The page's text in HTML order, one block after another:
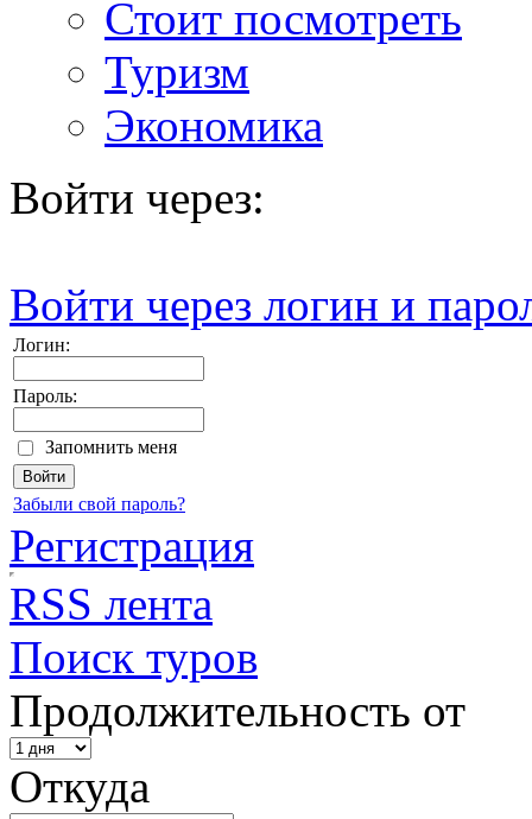
Стоит посмотреть
Туризм
Экономика
Войти через:
Войти через логин и
Логин:
Пароль:
Запомнить меня
Забыли свой пароль?
Регистрация
RSS лента
Поиск туров
Продолжительность от
Откуда